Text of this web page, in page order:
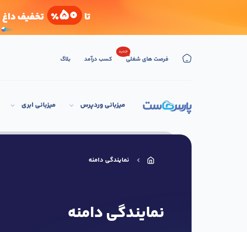
فرصت های شغلی
جدید
کسب درآمد بلاگ
میزبانی وردپرس میزبانی ابری
نمایندگی دامنه
نمایندگی دامنه